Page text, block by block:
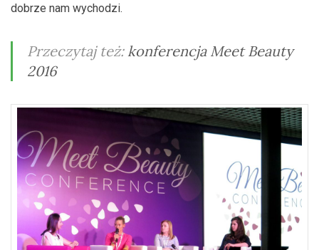
dobrze nam wychodzi.
Przeczytaj też: konferencja Meet Beauty
2016